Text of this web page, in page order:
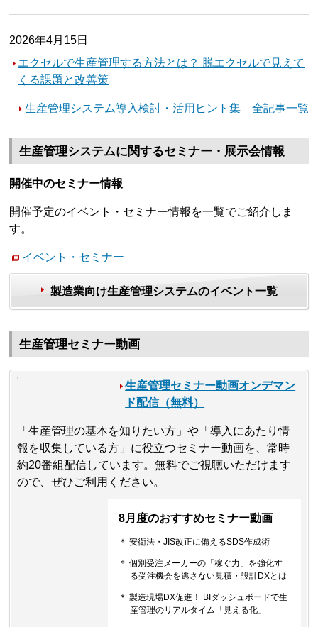
2026年4月15日
エクセルで生産管理する方法とは？ 脱エクセルで見えて
くる課題と改善策
生産管理システム導入検討・活用ヒント集 全記事一覧
生産管理システムに関するセミナー・展示会情報
開催中のセミナー情報
開催予定のイベント・セミナー情報を一覧でご紹介しま
す。
イベント・セミナー
製造業向け生産管理システムのイベント一覧
生産管理セミナー動画
生産管理セミナー動画オンデマン
ド配信（無料）
「生産管理の基本を知りたい方」や「導入にあたり情
報を収集している方」に役立つセミナー動画を、常時
約20番組配信しています。無料でご視聴いただけます
ので、ぜひご利用ください。
8月度のおすすめセミナー動画
＊ 安衛法・JIS改正に備えるSDS作成術
＊ 個別受注メーカーの「稼ぐ力」を強化す
る受注機会を逃さない見積・設計DXとは
＊ 製造現場DX促進！ BIダッシュボードで生
産管理のリアルタイム「見える化」